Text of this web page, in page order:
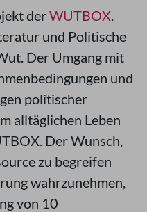
derWUTBOX
und Politische
Der Umgang mit
und
politischer
alltäglichen Leben
Der Wunsch,
zu begreifen
wahrzunehmen,
von 10